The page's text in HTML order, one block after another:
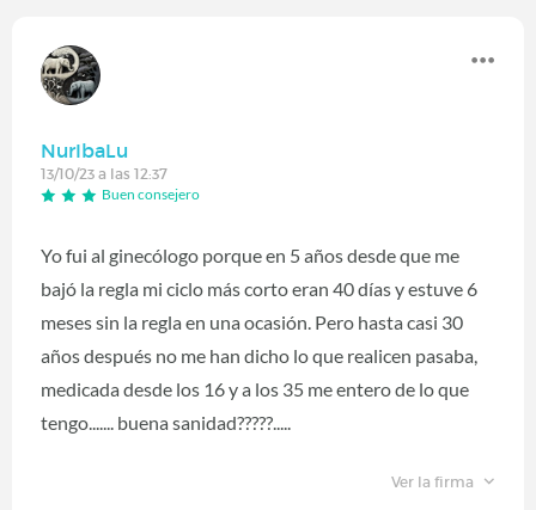
NurIbaLu
13/10/23 a las 12:37
Buen consejero
Yo fui al ginecólogo porque en 5 años desde que me
bajó la regla mi ciclo más corto eran 40 días y estuve 6
meses sin la regla en una ocasión. Pero hasta casi 30
años después no me han dicho lo que realicen pasaba,
medicada desde los 16 y a los 35 me entero de lo que
tengo....... buena sanidad?????.....
Ver la firma